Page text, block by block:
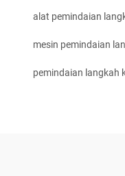
alat pemindaian
mesin pemindaian
pemindaian langkah